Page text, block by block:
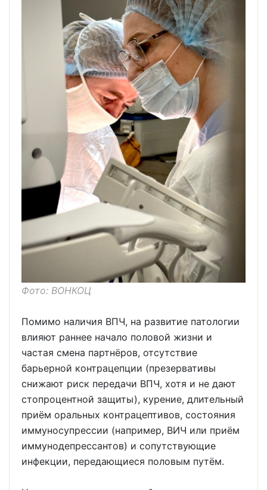
Фото: ВОНКОЦ
Помимо наличия ВПЧ, на развитие патологии
влияют раннее начало половой жизни и
частая смена партнёров, отсутствие
барьерной контрацепции (презервативы
снижают риск передачи ВПЧ, хотя и не дают
стопроцентной защиты), курение, длительный
приём оральных контрацептивов, состояния
иммуносупрессии (например, ВИЧ или приём
иммунодепрессантов) и сопутствующие
инфекции, передающиеся половым путём.